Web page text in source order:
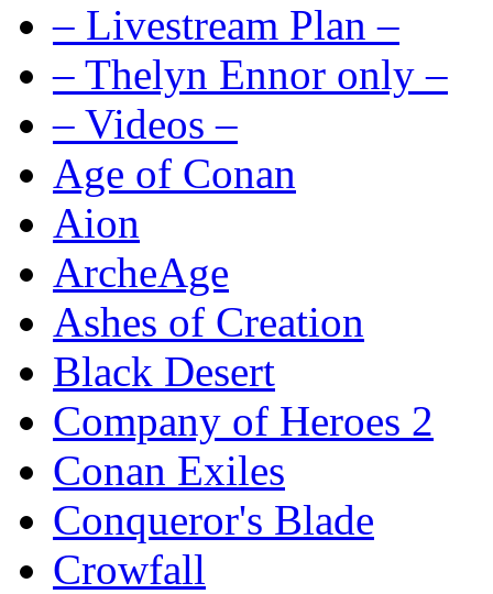
– Livestream Plan –
– Thelyn Ennor only –
– Videos –
Age of Conan
Aion
ArcheAge
Ashes of Creation
Black Desert
Company of Heroes 2
Conan Exiles
Conqueror's Blade
Crowfall